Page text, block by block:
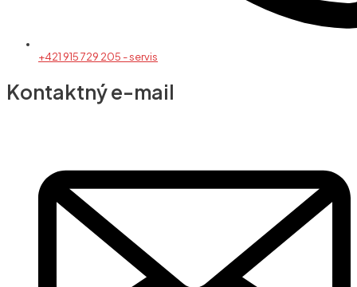
+421 915 729 205 - servis
Kontaktný e-mail